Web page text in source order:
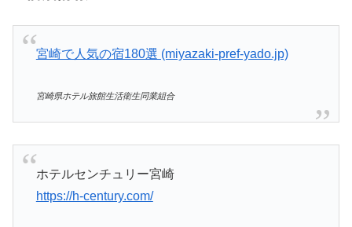
宮崎で人気の宿180選 (miyazaki-pref-yado.jp)
宮崎県ホテル旅館生活衛生同業組合
ホテルセンチュリー宮崎
https://h-century.com/